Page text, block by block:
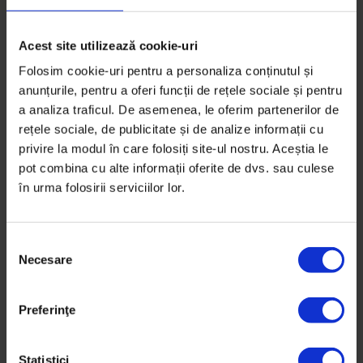
Acest site utilizează cookie-uri
Folosim cookie-uri pentru a personaliza conținutul și
anunțurile, pentru a oferi funcții de rețele sociale și pentru
a analiza traficul. De asemenea, le oferim partenerilor de
rețele sociale, de publicitate și de analize informații cu
privire la modul în care folosiți site-ul nostru. Aceștia le
pot combina cu alte informații oferite de dvs. sau culese
în urma folosirii serviciilor lor.
Necesare
Preferinţe
Statistici
Poate că acum încep procesul de scris mai des pentru
cresc în continuare, și simt că pot face asta doar în
conexiune cu ceilalți. Dacă aș scrie într-un jurnal, simt
că aș fi tot eu cu gândurile mele. Poate le-am ordonat
puțin și mi le-am scos din minte o periodă, dar dacă
rămân exclusiv ale mele, nu simt că am avansat, doar
că le întorc eu pe toate părțile. După ce găsesc o
formă să le trimit în lume, orice s-ar întoarce înapoi
în răspuns mă ajută mai mult în acel moment decât
lipsa de reacție pe care mi-ar oferi-o un jurnal.